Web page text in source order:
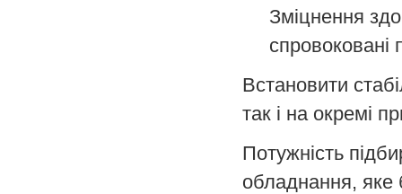
Зміцнення
Встановити
так і на окремі
Потужність
обладнання, яке